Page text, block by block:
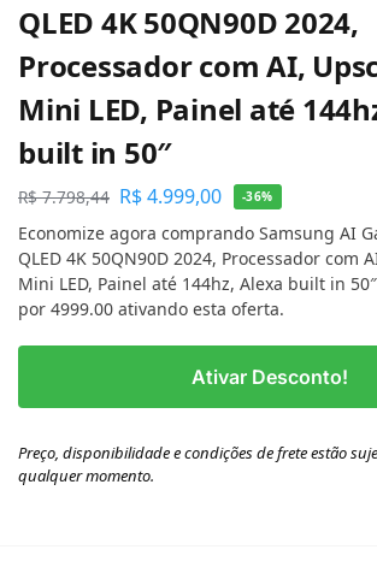
QLED 4K 50QN90D 2024,
Processador com AI,
Mini LED, Painel até
built in 50″
R$7.798,44 R$4.999,00 -36%
Economize agora comprando Samsung AI
QLED 4K 50QN90D 2024, Processador com
Mini LED, Painel até 144hz, Alexa built in
por 4999.00 ativando esta oferta.
Ativar Desconto!
Preço, disponibilidade e condições de frete estão
qualquer momento.